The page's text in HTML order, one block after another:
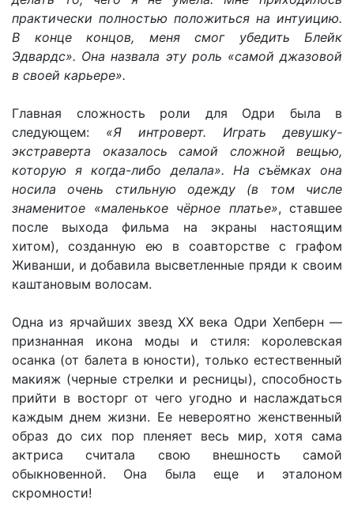
практически полностью положиться на интуицию.
В конце концов, меня смог убедить Блейк
Эдвардс». Она назвала эту роль «самой джазовой
в своей карьере».
Главная сложность роли для Одри была в
следующем: «Я интроверт. Играть девушку-
экстраверта оказалось самой сложной вещью,
которую я когда-либо делала». На съёмках она
носила очень стильную одежду (в том числе
знаменитое «маленькое чёрное платье», ставшее
после выхода фильма на экраны настоящим
хитом), созданную ею в соавторстве с графом
Живанши, и добавила высветленные пряди к своим
каштановым волосам.
Одна из ярчайших звезд ХХ века Одри Хепберн —
признанная икона моды и стиля: королевская
осанка (от балета в юности), только естественный
макияж (черные стрелки и ресницы), способность
прийти в восторг от чего угодно и наслаждаться
каждым днем жизни. Ее невероятно женственный
образ до сих пор пленяет весь мир, хотя сама
актриса считала свою внешность самой
обыкновенной. Она была еще и эталоном
скромности!